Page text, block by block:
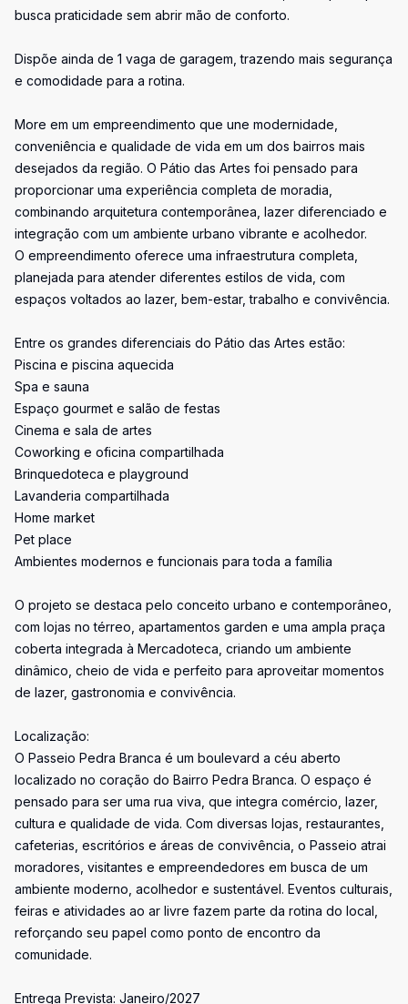
busca praticidade sem abrir mão de conforto.
Dispõe ainda de 1 vaga de garagem, trazendo mais segurança
e comodidade para a rotina.
More em um empreendimento que une modernidade,
conveniência e qualidade de vida em um dos bairros mais
desejados da região. O Pátio das Artes foi pensado para
proporcionar uma experiência completa de moradia,
combinando arquitetura contemporânea, lazer diferenciado e
integração com um ambiente urbano vibrante e acolhedor.
O empreendimento oferece uma infraestrutura completa,
planejada para atender diferentes estilos de vida, com
espaços voltados ao lazer, bem-estar, trabalho e convivência.
Entre os grandes diferenciais do Pátio das Artes estão:
Piscina e piscina aquecida
Spa e sauna
Espaço gourmet e salão de festas
Cinema e sala de artes
Coworking e oficina compartilhada
Brinquedoteca e playground
Lavanderia compartilhada
Home market
Pet place
Ambientes modernos e funcionais para toda a família
O projeto se destaca pelo conceito urbano e contemporâneo,
com lojas no térreo, apartamentos garden e uma ampla praça
coberta integrada à Mercadoteca, criando um ambiente
dinâmico, cheio de vida e perfeito para aproveitar momentos
de lazer, gastronomia e convivência.
Localização:
O Passeio Pedra Branca é um boulevard a céu aberto
localizado no coração do Bairro Pedra Branca. O espaço é
pensado para ser uma rua viva, que integra comércio, lazer,
cultura e qualidade de vida. Com diversas lojas, restaurantes,
cafeterias, escritórios e áreas de convivência, o Passeio atrai
moradores, visitantes e empreendedores em busca de um
ambiente moderno, acolhedor e sustentável. Eventos culturais,
feiras e atividades ao ar livre fazem parte da rotina do local,
reforçando seu papel como ponto de encontro da
comunidade.
Entrega Prevista: Janeiro/2027